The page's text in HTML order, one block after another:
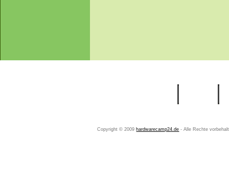
Copyright © 2009 hardwarecamp24.de - Alle Rechte